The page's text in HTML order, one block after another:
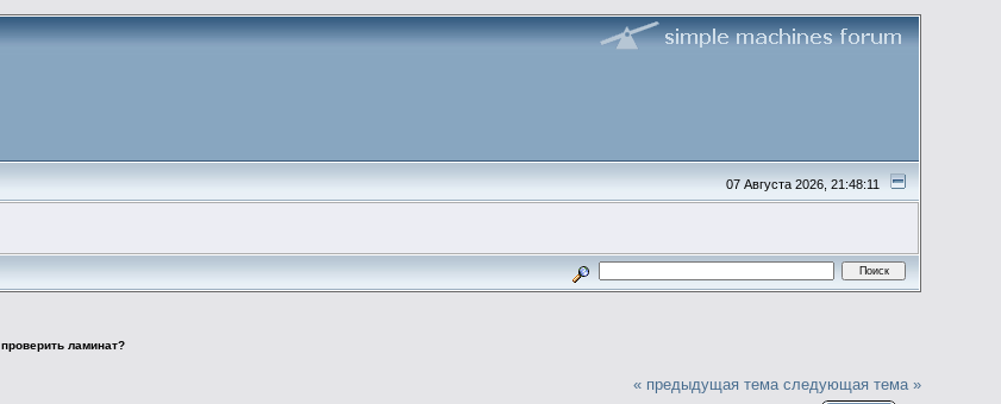
07 Августа 2026, 21:48:11
ламинат?
« предыдущая тема следующая тема »